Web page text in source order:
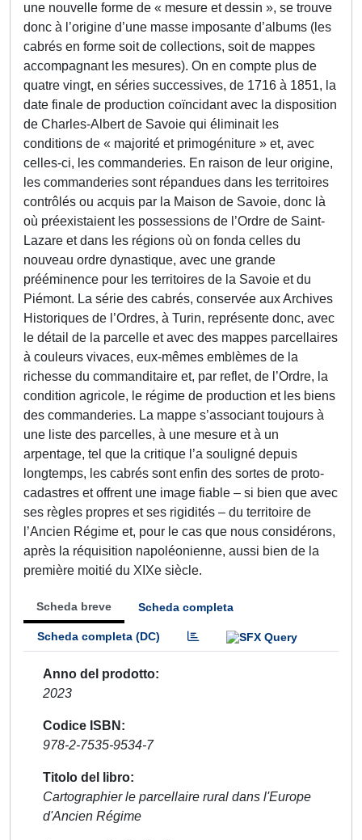
une nouvelle forme de « mesure et dessin », se trouve
donc à l’origine d’une masse imposante d’albums (les
cabrés en forme soit de collections, soit de mappes
accompagnant les mesures). On en compte plus de
quatre vingt, en séries successives, de 1716 à 1851, la
date finale de production coïncidant avec la disposition
de Charles-Albert de Savoie qui éliminait les
conditions de « majorité et primogéniture » et, avec
celles-ci, les commanderies. En raison de leur origine,
les commanderies sont répandues dans les territoires
contrôlés ou acquis par la Maison de Savoie, donc là
où préexistaient les possessions de l’Ordre de Saint-
Lazare et dans les régions où on fonda celles du
nouveau ordre dynastique, avec une grande
prééminence pour les territoires de la Savoie et du
Piémont. La série des cabrés, conservée aux Archives
Historiques de l’Ordres, à Turin, représente donc, avec
le détail de la parcelle et avec des mappes parcellaires
à couleurs vivaces, eux-mêmes emblèmes de la
richesse du commanditaire et, par reflet, de l’Ordre, la
condition agricole, le régime de production et les biens
des commanderies. La mappe s’associant toujours à
une liste des parcelles, à une mesure et à un
arpentage, tel que la critique l’a souligné depuis
longtemps, les cabrés sont enfin des sortes de proto-
cadastres et offrent une image fiable – si bien que avec
ses règles propres et ses rigidités – du territoire de
l’Ancien Régime et, pour le cas que nous considérons,
après la réquisition napoléonienne, aussi bien de la
première moitié du XIXe siècle.
Scheda breve Scheda completa
Scheda completa (DC)
Anno del prodotto
2023
Codice ISBN
978-2-7535-9534-7
Titolo del libro
Cartographier le parcellaire rural dans l'Europe
d'Ancien Régime